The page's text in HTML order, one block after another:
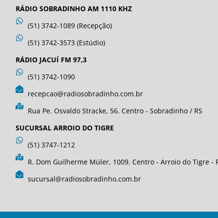
RÁDIO SOBRADINHO AM 1110 KHZ
(51) 3742-1089 (Recepção)
(51) 3742-3573 (Estúdio)
RÁDIO JACUÍ FM 97,3
(51) 3742-1090
recepcao@radiosobradinho.com.br
Rua Pe. Osvaldo Stracke, 56. Centro - Sobradinho / RS
SUCURSAL ARROIO DO TIGRE
(51) 3747-1212
R. Dom Guilherme Müler, 1009. Centro - Arroio do Tigre -
sucursal@radiosobradinho.com.br